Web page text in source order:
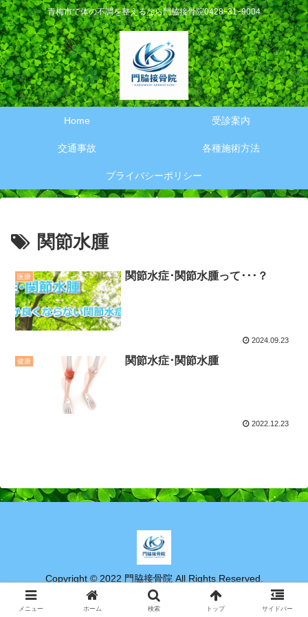
青梅市で体の不調を整えるなら門脇接骨院0428ｰ31ｰ9004
Home 受診案内
交通事故 各種施術方法
プライバシーポリシー
関節水腫
医療 関節水症･関節水腫って･･･？
2024.09.23
健康 関節水症･関節水腫
2022.12.23
Copyright © 2022 門脇接骨院 All Rights Reserved.
メニュー ホーム 検索 トップ サイドバー